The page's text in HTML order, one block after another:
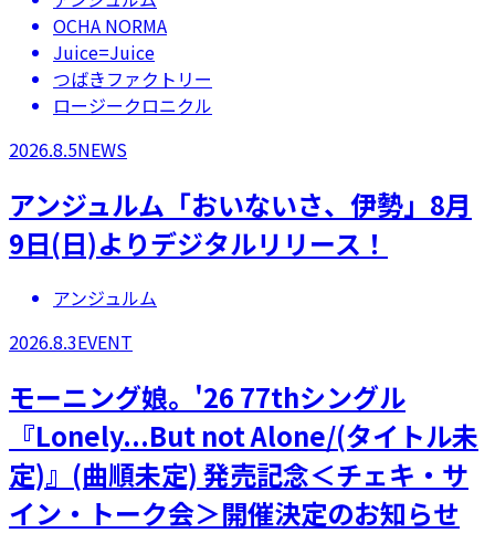
OCHA NORMA
Juice=Juice
つばきファクトリー
ロージークロニクル
2026.8.5NEWS
アンジュルム「おいないさ、伊勢」8月
9日(日)よりデジタルリリース！
アンジュルム
2026.8.3EVENT
モーニング娘。'26 77thシングル
『Lonely...But not Alone/(タイトル未
定)』(曲順未定) 発売記念＜チェキ・サ
イン・トーク会＞開催決定のお知らせ